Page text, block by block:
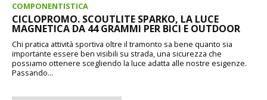
COMPONENTISTICA
CICLOPROMO. SCOUTLITE SPARKO, LA LUCE
MAGNETICA DA 44 GRAMMI PER BICI E OUTDOOR
Chi pratica attività sportiva oltre il tramonto sa bene quanto sia
importante essere ben visibili su strada, una sicurezza che
possiamo ottenere scegliendo la luce adatta alle nostre esigenze.
Passando...